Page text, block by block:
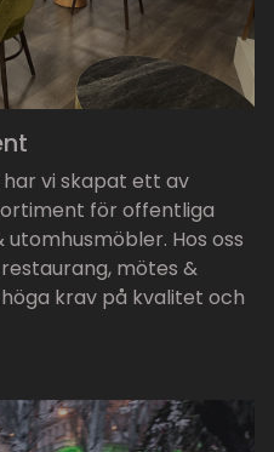
vi skapat ett av
för offentliga
utomhusmöbler. Hos oss
mötes &
krav på kvalitet och